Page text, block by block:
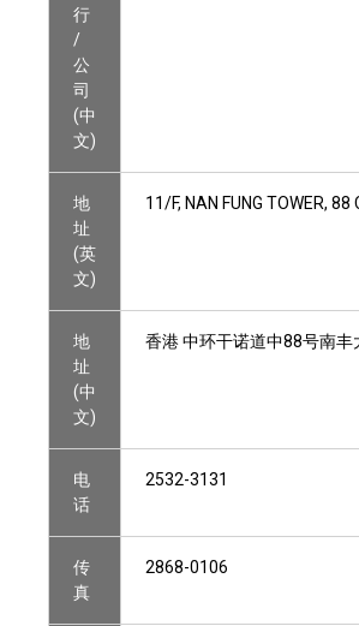
行
/
公
司
(中
文)
地
址
(英
文)
11/F, NAN FUNG TOWER, 88
地
址
(中
文)
香港 中环干诺道中88号南丰
电
话
2532-3131
传
真
2868-0106